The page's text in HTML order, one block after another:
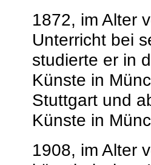
1872, im Alter
Unterricht bei
studierte er in
Künste in
Stuttgart und
Künste in
1908, im Alter